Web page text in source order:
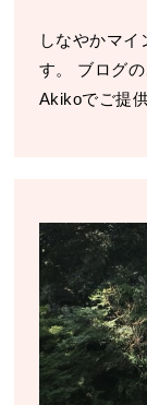
しなやかマ
す。 ブログ
Akikoでご提